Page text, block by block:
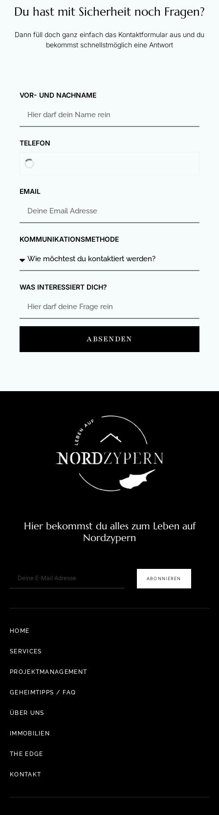
Du hast mit Sicherheit noch Fragen?
Dann füll doch ganz einfach das Kontaktformular aus und du
bekommst schnellstmöglich eine Antwort
VOR- UND NACHNAME
TELEFON
EMAIL
KOMMUNIKATIONSMETHODE
WAS INTERESSIERT DICH?
ABSENDEN
Hier bekommst du alles zum Leben auf
Nordzypern
ABONNIEREN
HOME
SERVICES
PROJEKTMANAGEMENT
GEHEIMTIPPS / FAQ
ÜBER UNS
IMMOBILIEN
THE EDGE
KONTAKT